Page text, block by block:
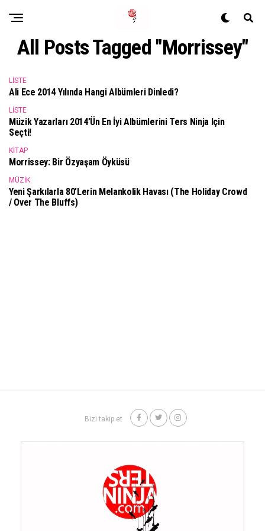
All Posts Tagged "Morrissey"
LISTE
Ali Ece 2014 Yılında Hangi Albümleri Dinledi?
LISTE
Müzik Yazarları 2014’ün En İyi Albümlerini Ters Ninja Için
Seçti!
KITAP
Morrissey: Bir Özyaşam Öyküsü
MÜZIK
Yeni Şarkılarla 80’lerin Melankolik Havası (The Holiday Crowd
/ Over The Bluffs)
Bizi takip et